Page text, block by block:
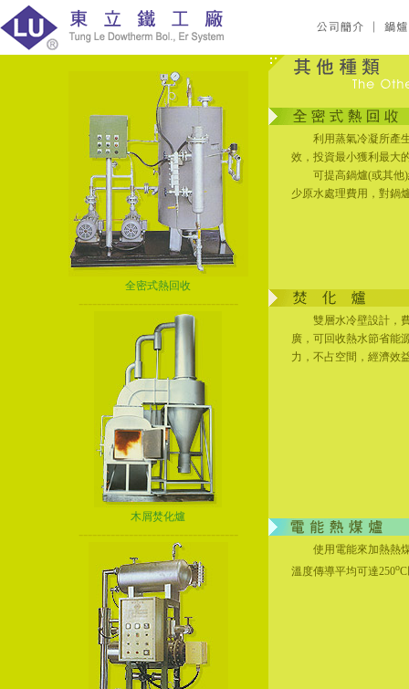
全密式熱回收
-----------------------------------
木屑焚化爐
-----------------------------------
利用蒸氣冷凝所產生
效，投資最小獲利最大
可提高鍋爐(或其他)
少原水處理費用，對鍋
雙層水冷壁設計，費
廣，可回收熱水節省能
力，不占空間，經濟效
使用電能來加熱熱煤
溫度傳導平均可達250o